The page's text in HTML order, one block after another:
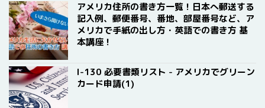
アメリカ住所の書き方一覧！日本へ郵送する
記入例、郵便番号、番地、部屋番号など、ア
メリカで手紙の出し方・英語での書き方 基
本講座！
I-130 必要書類リスト - アメリカでグリーン
カード申請(1)